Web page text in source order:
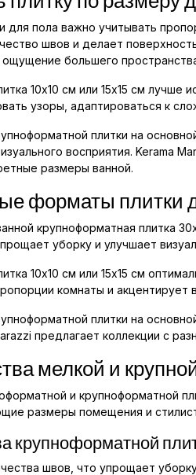
для пола важно учитывать
швов и делает
большего
10x10 см или 15x15 см лучше
узоры, адаптироваться к
плитки на
восприятия. Kerama
размеры ванной.
форматы плитки
крупноформатная плитка
уборку и улучшает
10x10 см или 15x15 см
комнаты и
плитки на
предлагает коллекции с
мелкой и
и крупноформатной
размеры помещения и
крупноформатной
швов, что упрощает